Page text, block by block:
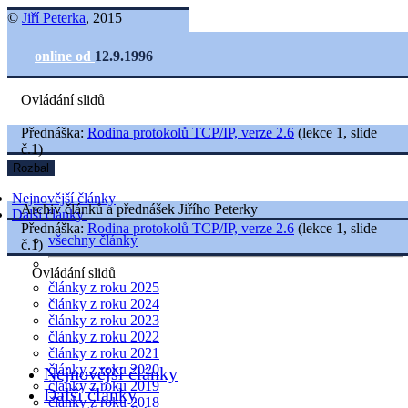
© Jiří Peterka, 2015
online od 12.9.1996
Ovládání slidů
Nejnovější články
Další články
všechny články
články z roku 2025
články z roku 2024
články z roku 2023
články z roku 2022
články z roku 2021
články z roku 2020
články z roku 2019
články z roku 2018
Přednáška: Rodina protokolů TCP/IP, verze 2.6 (lekce 1, slide
č.1)
Rozbal
Archiv článků a přednášek Jiřího Peterky
Přednáška: Rodina protokolů TCP/IP, verze 2.6 (lekce 1, slide
č.1)
Ovládání slidů
Nejnovější články
Další články